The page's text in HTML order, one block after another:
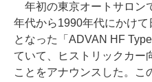
年初の東京オートサロン
年代から1990年代にかけ
となった「ADVAN HF
ていて、ヒストリックカー
ことをアナウンスした。こ